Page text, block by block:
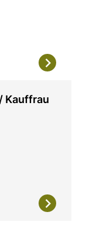
Kauffrau